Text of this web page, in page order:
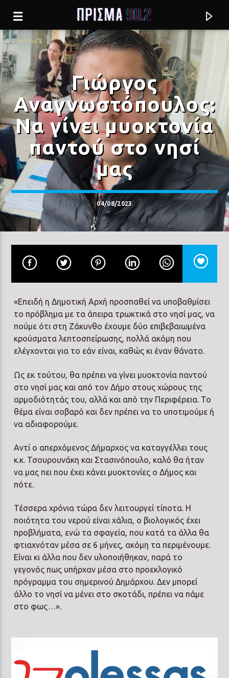
Current track
ΤΟ ΠΑΡΤΙ ΔΕ ΘΑ ΓΙΝΕΙ
ΑΝΤΩΝΗΣ ΡΕΜΟΣ
Prisma Radio 90,2
Γιώργος
Αναγνωστόπουλος:
Να γίνει μυοκτονία
παντού στο νησί
μας
04/08/2023
«Επειδή η Δημοτική Αρχή προσπαθεί να υποβαθμίσει
το πρόβλημα με τα άπειρα τρωκτικά στο νησί μας, να
πούμε ότι στη Ζάκυνθο έχουμε δύο επιβεβαιωμένα
κρούσματα λεπτοσπείρωσης, πολλά ακόμη που
ελέγχονται για το εάν είναι, καθώς κι έναν θάνατο.
Ως εκ τούτου, θα πρέπει να γίνει μυοκτονία παντού
στο νησί μας και από τον Δήμο στους χώρους της
αρμοδιότητάς του, αλλά και από την Περιφέρεια. Το
θέμα είναι σοβαρό και δεν πρέπει να το υποτιμούμε ή
να αδιαφορούμε.
Αντί ο απερχόμενος Δήμαρχος να καταγγέλλει τους
κ.κ. Τσουρουνάκη και Στασινόπουλο, καλό θα ήταν
να μας πει που έχει κάνει μυοκτονίες ο Δήμος και
πότε.
Τέσσερα χρόνια τώρα δεν λειτουργεί τίποτα. Η
ποιότητα του νερού είναι χάλια, ο βιολογικός έχει
προβλήματα, ενώ τα σφαγεία, που κατά τα άλλα θα
φτιαχνόταν μέσα σε 6 μήνες, ακόμη τα περιμένουμε.
Είναι κι άλλα που δεν υλοποιήθηκαν, παρά το
γεγονός πως υπήρχαν μέσα στο προεκλογικό
πρόγραμμα του σημερινού Δημάρχου. Δεν μπορεί
άλλο το νησί να μένει στο σκοτάδι, πρέπει να πάμε
στο φως…».